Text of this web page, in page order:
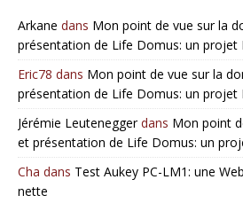
Arkane dans Mon point de vue sur la
présentation de Life Domus: un projet
Eric78 dans Mon point de vue sur la
présentation de Life Domus: un projet
Jérémie Leuteneggerdans Mon point
et présentation de Life Domus: un
Cha dans Test Aukey PC-LM1: une
nette